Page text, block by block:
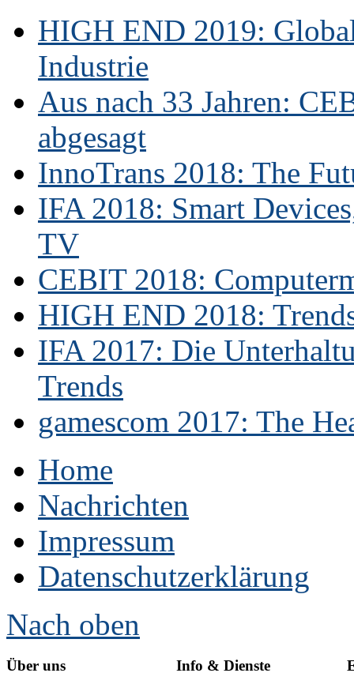
HIGH END 2019:
Industrie
Aus nach 33 Jahren:
abgesagt
InnoTrans 2018: The
IFA 2018: Smart
TV
CEBIT 2018:
HIGH END 2018:
IFA 2017: Die
Trends
gamescom 2017: The
Home
Nachrichten
Impressum
Datenschutzerklärung
Nach oben
Über uns Info & Dienste